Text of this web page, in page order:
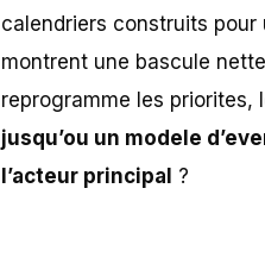
calendriers construits
montrent une bascule
reprogramme les priorites,
jusqu’ou un modele
l’acteur principal ?